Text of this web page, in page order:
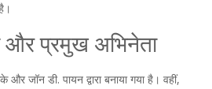
और प्रमुख अभिनेता
जॉन डी. पायन द्वारा बनाया गया है। वहीं,